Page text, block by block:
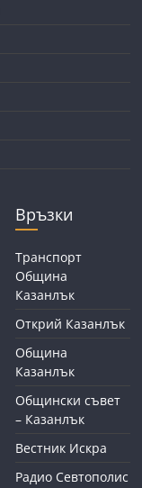
Връзки
Транспорт
Община
Казанлък
Открий Казанлък
Община
Казанлък
Общински съвет
– Казанлък
Вестник Искра
Радио Севтополис